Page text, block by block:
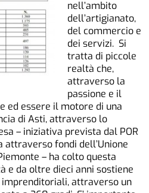
nell’ambito
dell’artigianato,
del commercio e
dei servizi. Si
tratta di piccole
realtà che,
attraverso la
passione e il
ed essere il motore di una
di Asti, attraverso lo
– iniziativa prevista dal POR
attraverso fondi dell’Unione
– ha colto questa
e da oltre dieci anni sostiene
attraverso un